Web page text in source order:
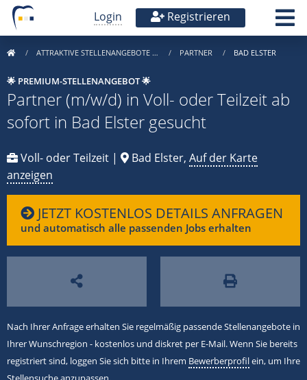
Login Registrieren
ATTRAKTIVE STELLENANGEBOTE … PARTNER BAD ELSTER
🌟 PREMIUM-STELLENANGEBOT 🌟
Partner (m/w/d) in Voll- oder Teilzeit ab
sofort in Bad Elster gesucht
Voll- oder Teilzeit | Bad Elster, Auf der Karte
anzeigen
JETZT KOSTENLOS DETAILS ANFRAGEN
und automatisch alle passenden Jobs erhalten
Nach Ihrer Anfrage erhalten Sie regelmäßig passende Stellenangebote in
Ihrer Wunschregion - kostenlos und diskret per E-Mail. Wenn Sie bereits
registriert sind, loggen Sie sich bitte in Ihrem Bewerberprofilein, um Ihre